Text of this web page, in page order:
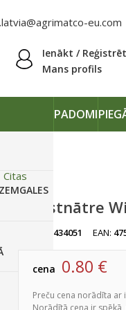
eu.com
Ienākt /
Mans profils
PADOMI
Citas
Skaistnātre
434051 EAN:
cena 0.80 €
Preču cena norādīta ar
Norādītā cena ir